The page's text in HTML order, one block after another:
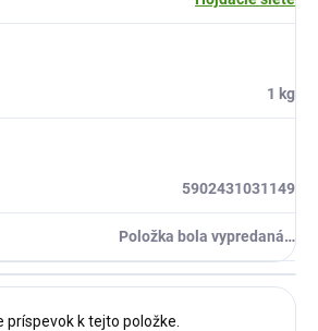
1 kg
5902431031149
Položka bola vypredaná…
príspevok k tejto položke.